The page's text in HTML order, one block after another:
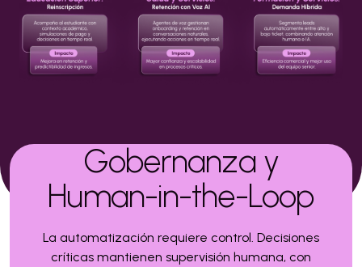
Gobernanza y
Human-in-the-Loop
La automatización requiere control. Decisiones
críticas mantienen supervisión humana, con